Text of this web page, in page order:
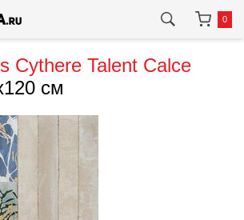
0
Cythere Talent Calce
см